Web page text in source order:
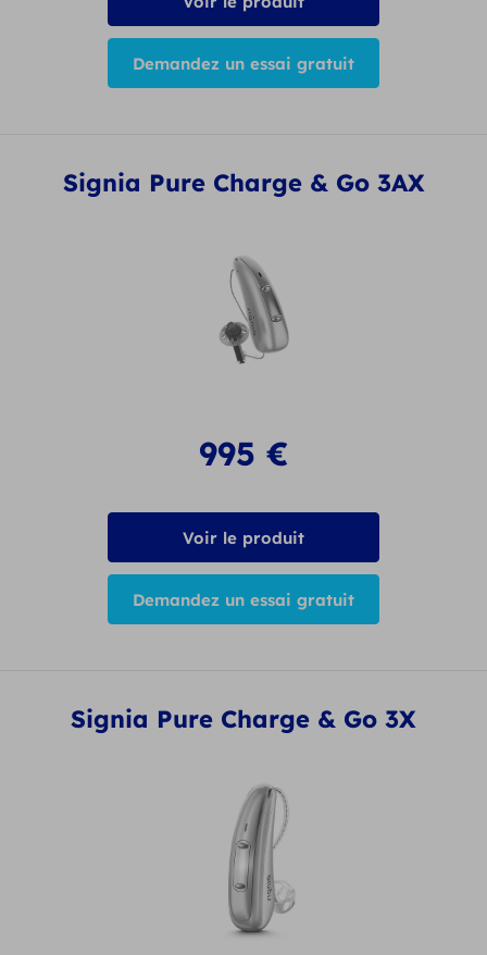
Demandez un essai gratuit
Signia Pure Charge & Go 3AX
995 €
Voir le produit
Demandez un essai gratuit
Signia Pure Charge & Go 3X